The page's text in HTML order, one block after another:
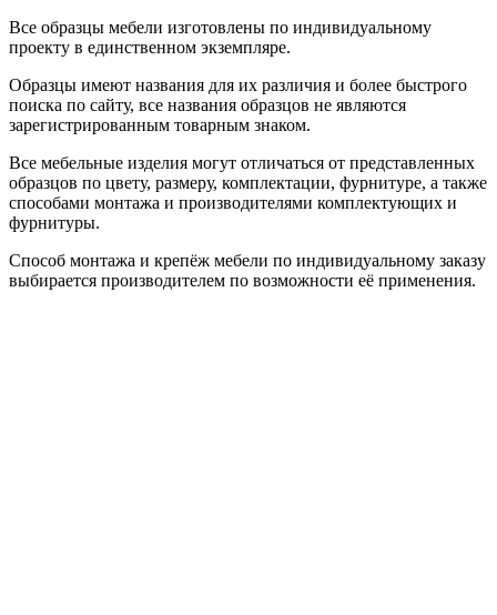
Все образцы мебели изготовлены по индивидуальному
проекту в единственном экземпляре.
Образцы имеют названия для их различия и более быстрого
поиска по сайту, все названия образцов не являются
зарегистрированным товарным знаком.
Все мебельные изделия могут отличаться от представленных
образцов по цвету, размеру, комплектации, фурнитуре, а также
способами монтажа и производителями комплектующих и
фурнитуры.
Способ монтажа и крепёж мебели по индивидуальному заказу
выбирается производителем по возможности её применения.